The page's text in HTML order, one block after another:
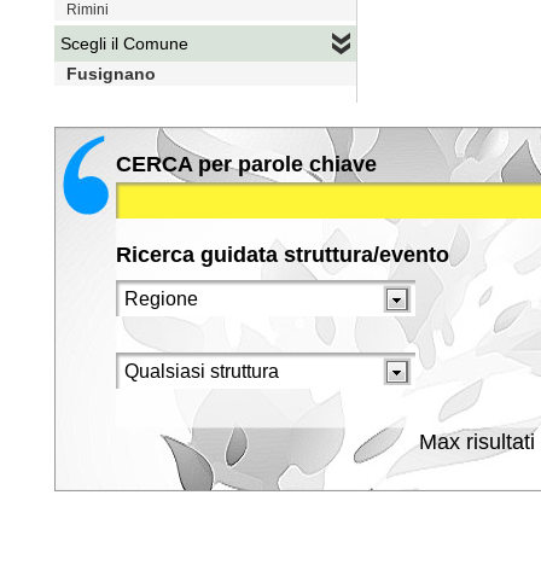
Rimini
Scegli il Comune
Fusignano
CERCA per parole chiave
Ricerca guidata struttura/evento
Max risultati